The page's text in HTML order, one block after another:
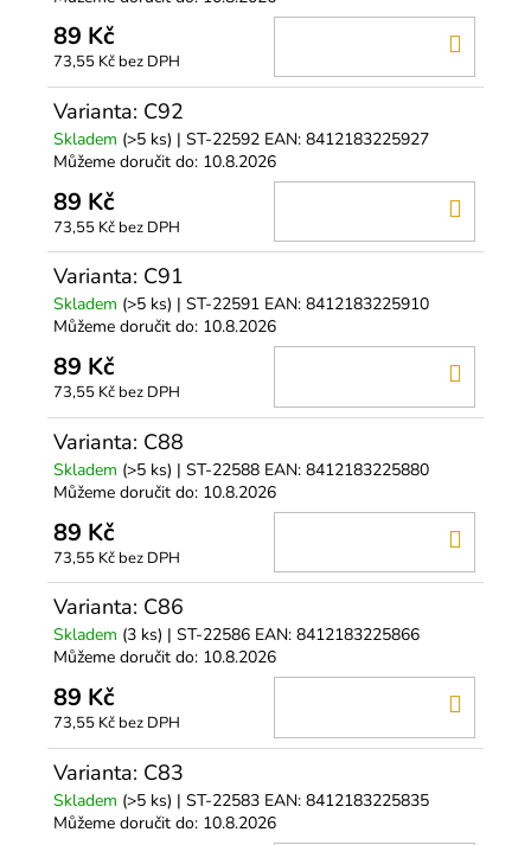
89 Kč
73,55 Kč bez DPH
Varianta: C92
Skladem (>5 ks) | ST-22592 EAN: 8412183225927
Můžeme doručit do: 10.8.2026
89 Kč
73,55 Kč bez DPH
Varianta: C91
Skladem (>5 ks) | ST-22591 EAN: 8412183225910
Můžeme doručit do: 10.8.2026
89 Kč
73,55 Kč bez DPH
Varianta: C88
Skladem (>5 ks) | ST-22588 EAN: 8412183225880
Můžeme doručit do: 10.8.2026
89 Kč
73,55 Kč bez DPH
Varianta: C86
Skladem (3 ks) | ST-22586 EAN: 8412183225866
Můžeme doručit do: 10.8.2026
89 Kč
73,55 Kč bez DPH
Varianta: C83
Skladem (>5 ks) | ST-22583 EAN: 8412183225835
Můžeme doručit do: 10.8.2026